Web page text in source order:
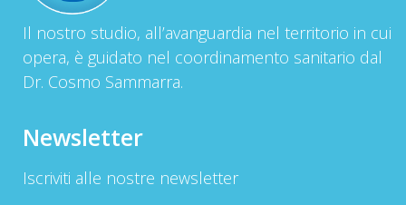
Il nostro studio, all’avanguardia nel territorio in cui
opera, è guidato nel coordinamento sanitario dal
Dr. Cosmo Sammarra.
Newsletter
Iscriviti alle nostre newsletter